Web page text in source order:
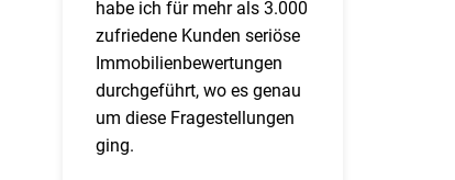
habe ich für mehr als 3.000
zufriedene Kunden seriöse
Immobilienbewertungen
durchgeführt, wo es genau
um diese Fragestellungen
ging.